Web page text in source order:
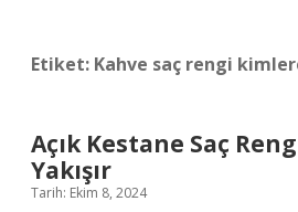
Etiket: Kahve saç rengi
Açık Kestane Saç
Yakışır
Tarih: Ekim 8, 2024